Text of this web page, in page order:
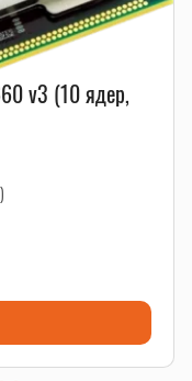
v3 (10 ядер,